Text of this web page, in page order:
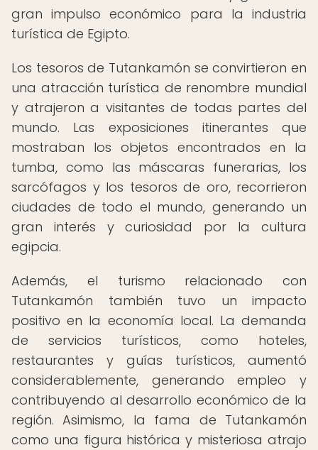
gran impulso económico para la industria
turística de Egipto.
Los tesoros de Tutankamón se convirtieron en
una atracción turística de renombre mundial
y atrajeron a visitantes de todas partes del
mundo. Las exposiciones itinerantes que
mostraban los objetos encontrados en la
tumba, como las máscaras funerarias, los
sarcófagos y los tesoros de oro, recorrieron
ciudades de todo el mundo, generando un
gran interés y curiosidad por la cultura
egipcia.
Además, el turismo relacionado con
Tutankamón también tuvo un impacto
positivo en la economía local. La demanda
de servicios turísticos, como hoteles,
restaurantes y guías turísticos, aumentó
considerablemente, generando empleo y
contribuyendo al desarrollo económico de la
región. Asimismo, la fama de Tutankamón
como una figura histórica y misteriosa atrajo